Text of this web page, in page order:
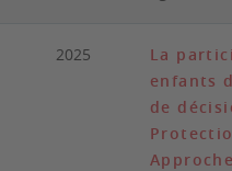
2025
La
enfants
de